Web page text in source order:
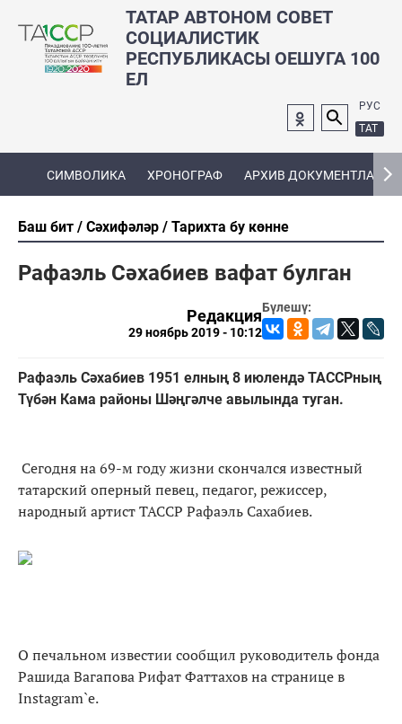
ТАТАР АВТОНОМ СОВЕТ
СОЦИАЛИСТИК
РЕСПУБЛИКАСЫ ОЕШУГА 100
ЕЛ
РУС
ТАТ
СИМВОЛИКА ХРОНОГРАФ АРХИВ ДОКУМЕНТЛАРЫ
Баш бит Сәхифәләр Тарихта бу көнне
Рафаэль Сәхабиев вафат булган
Бүлешү:
Редакция
29 ноябрь 2019 - 10:12
Рафаэль Сәхабиев 1951 елның 8 июлендә ТАССРның
Түбән Кама районы Шәңгәлче авылында туган.
Сегодня на 69-м году жизни скончался известный
татарский оперный певец, педагог, режиссер,
народный артист ТАССР Рафаэль Сахабиев.
О печальном известии сообщил руководитель фонда
Рашида Вагапова Рифат Фаттахов на странице в
Instagram`e.